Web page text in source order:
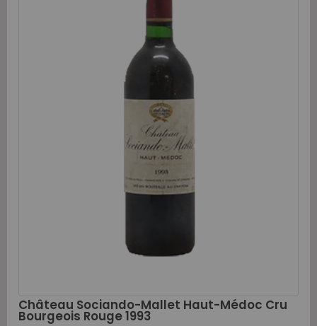
Château Sociando-Mallet Haut-Médoc Cru
Bourgeois Rouge 1993